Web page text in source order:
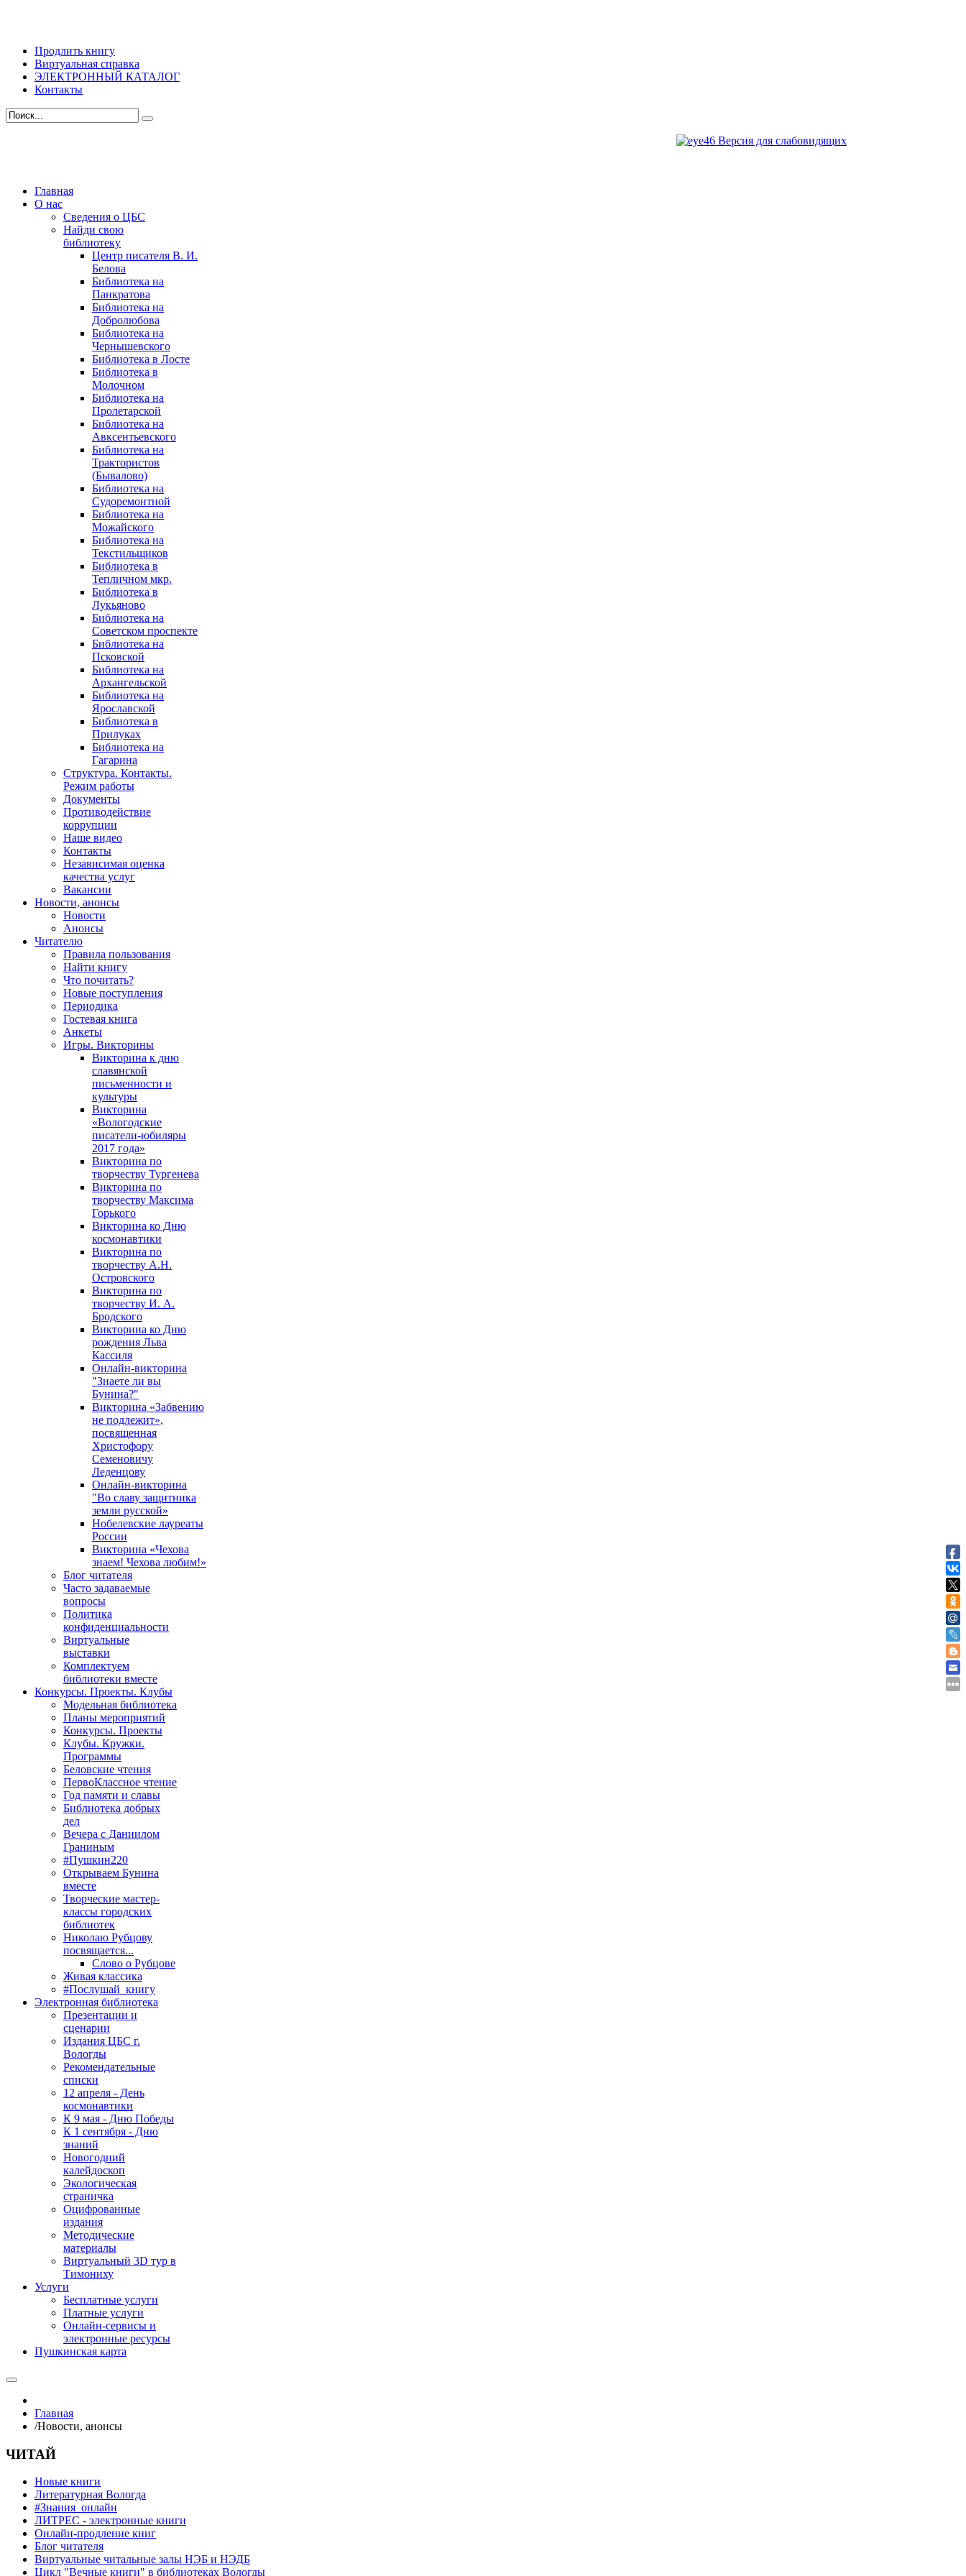
Продлить книгу
Виртуальная справка
ЭЛЕКТРОННЫЙ КАТАЛОГ
Контакты
Версия для слабовидящих
Главная
О нас
Сведения о ЦБС
Найди свою
библиотеку
Центр писателя В. И.
Белова
Библиотека на
Панкратова
Библиотека на
Добролюбова
Библиотека на
Чернышевского
Библиотека в Лосте
Библиотека в
Молочном
Библиотека на
Пролетарской
Библиотека на
Авксентьевского
Библиотека на
Трактористов
(Бывалово)
Библиотека на
Судоремонтной
Библиотека на
Можайского
Библиотека на
Текстильщиков
Библиотека в
Тепличном мкр.
Библиотека в
Лукьяново
Библиотека на
Советском проспекте
Библиотека на
Псковской
Библиотека на
Архангельской
Библиотека на
Ярославской
Библиотека в
Прилуках
Библиотека на
Гагарина
Структура. Контакты.
Режим работы
Документы
Противодействие
коррупции
Наше видео
Контакты
Независимая оценка
качества услуг
Вакансии
Новости, анонсы
Новости
Анонсы
Читателю
Правила пользования
Найти книгу
Что почитать?
Новые поступления
Периодика
Гостевая книга
Анкеты
Игры. Викторины
Викторина к дню
славянской
письменности и
культуры
Викторина
«Вологодские
писатели-юбиляры
2017 года»
Викторина по
творчеству Тургенева
Викторина по
творчеству Максима
Горького
Викторина ко Дню
космонавтики
Викторина по
творчеству А.Н.
Островского
Викторина по
творчеству И. А.
Бродского
Викторина ко Дню
рождения Льва
Кассиля
Онлайн-викторина
"Знаете ли вы
Бунина?"
Викторина «Забвению
не подлежит»,
посвященная
Христофору
Семеновичу
Леденцову
Онлайн-викторина
"Во славу защитника
земли русской»
Нобелевские лауреаты
России
Викторина «Чехова
знаем! Чехова любим!»
Блог читателя
Часто задаваемые
вопросы
Политика
конфиденциальности
Виртуальные
выставки
Комплектуем
библиотеки вместе
Конкурсы. Проекты. Клубы
Модельная библиотека
Планы мероприятий
Конкурсы. Проекты
Клубы. Кружки.
Программы
Беловские чтения
ПервоКлассное чтение
Год памяти и славы
Библиотека добрых
дел
Вечера с Даниилом
Граниным
#Пушкин220
Открываем Бунина
вместе
Творческие мастер-
классы городских
библиотек
Николаю Рубцову
посвящается...
Слово о Рубцове
Живая классика
#Послушай_книгу
Электронная библиотека
Презентации и
сценарии
Издания ЦБС г.
Вологды
Рекомендательные
списки
12 апреля - День
космонавтики
К 9 мая - Дню Победы
К 1 сентября - Дню
знаний
Новогодний
калейдоскоп
Экологическая
страничка
Оцифрованные
издания
Методические
материалы
Виртуальный 3D тур в
Тимониху
Услуги
Бесплатные услуги
Платные услуги
Онлайн-сервисы и
электронные ресурсы
Пушкинская карта
Главная
/Новости, анонсы
ЧИТАЙ
Новые книги
Литературная Вологда
#Знания_онлайн
ЛИТРЕС - электронные книги
Онлайн-продление книг
Блог читателя
Виртуальные читальные залы НЭБ и НЭДБ
Цикл "Вечные книги" в библиотеках Вологды